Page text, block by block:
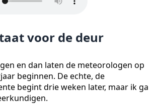
voor de deur
en dan laten de meteorologen op
beginnen. De echte, de
begint drie weken later, maar ik ga